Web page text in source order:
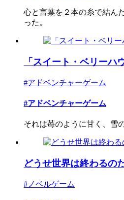
心と言葉を２本の糸で結ん
った。
「スイート・ベリーハ
#アドベンチャーゲーム
#アドベンチャーゲーム
それは苺のように甘く、雪
どうせ世界は終わるの
#ノベルゲーム